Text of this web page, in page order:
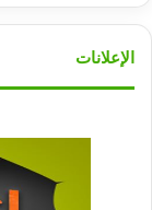
الإعلانات